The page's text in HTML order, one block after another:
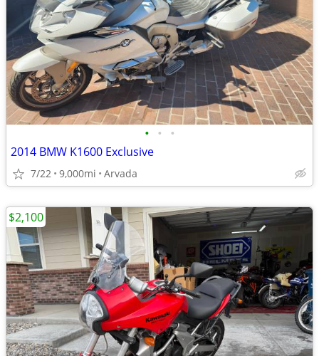
• • •
2014 BMW K1600 Exclusive
7/22 9,000mi Arvada
$2,100